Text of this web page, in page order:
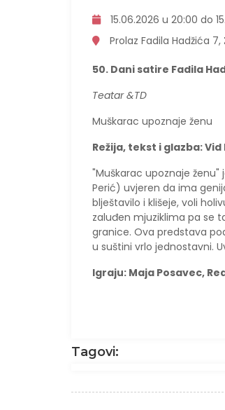
15.06.2026 u 20:00 do
Prolaz Fadila Hadžića 7,
50. Dani satire Fadila
Teatar &TD
Muškarac upoznaje ženu
Režija, tekst i glazba: Vid
"Muškarac upoznaje ženu"
Perić) uvjeren da ima
blještavilo i klišeje, voli
zaluđen mjuziklima pa se
granice. Ova predstava
u suštini vrlo jednostavni.
Igraju: Maja Posavec,
Tagovi: